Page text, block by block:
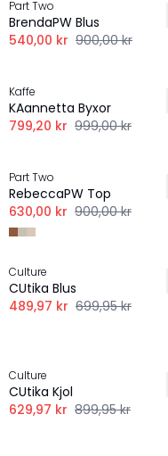
LINNE
Part Two
BrendaPW Blus
540,00 kr 900,00 kr
LINNE
Kaffe
KAannetta Byxor
799,20 kr 999,00 kr
LINNE
Part Two
RebeccaPW Top
630,00 kr 900,00 kr
LINNE
-30%
Culture
CUtika Blus
489,97 kr 699,95 kr
LINNE
Culture
CUtika Kjol
629,97 kr 899,95 kr